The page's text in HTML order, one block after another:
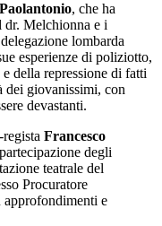
, che ha
dr. Melchionna e i
lombarda
esperienze di poliziotto,
della repressione di fatti
dei giovanissimi, con
devastanti.
Francesco
degli
teatrale del
Procuratore
e